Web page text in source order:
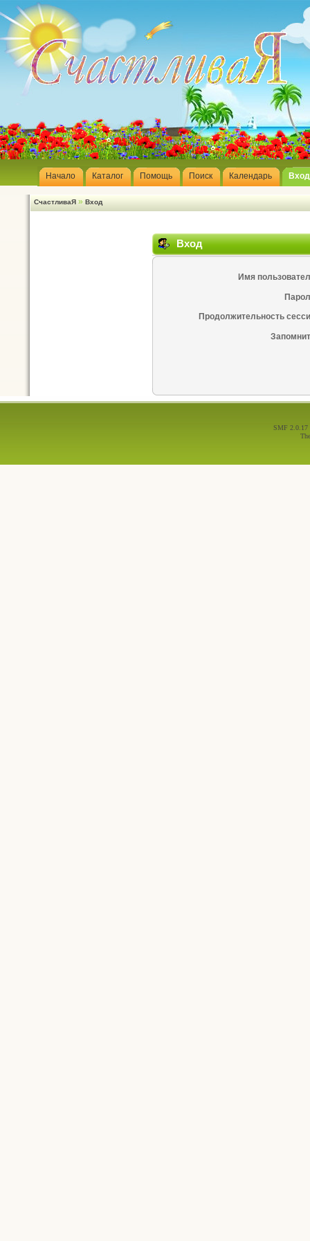
Начало Каталог Помощь Поиск Календарь Вход
СчастливаЯ » Вход
Вход
Имя
Продолжительность
SMF 2.0.17